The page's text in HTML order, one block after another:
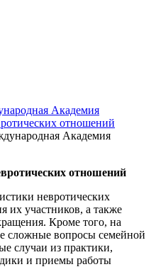
Академия
отношений
отношений
невротических
их участников, а также
Кроме того, на
сложные вопросы семейной
случаи из практики,
и приемы работы